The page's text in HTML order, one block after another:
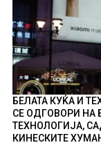
БЕЛАТА КУЌА И
СЕ ОДГОВОРИ НА
ТЕХНОЛОГИЈА,
КИНЕСКИТЕ